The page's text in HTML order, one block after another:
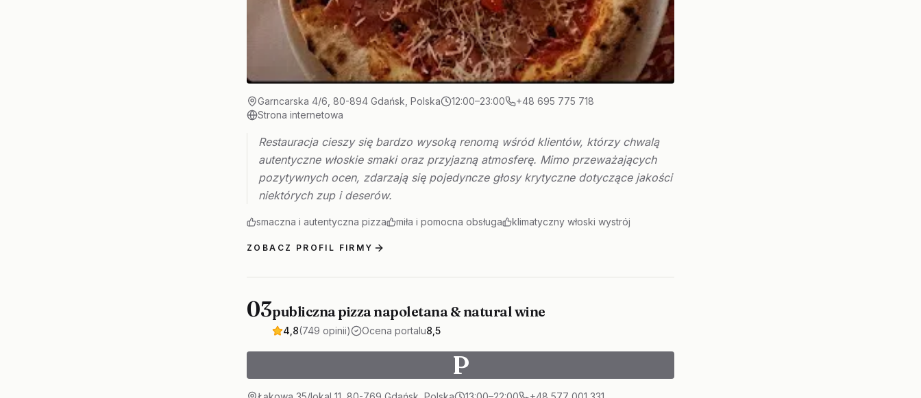
Garncarska 4/6, 80-894 Gdańsk, Polska 12:00–23:00
+48 695 775 718
Strona internetowa
Restauracja cieszy się bardzo wysoką renomą wśród klientów, którzy chwalą
autentyczne włoskie smaki oraz przyjazną atmosferę. Mimo przeważających
pozytywnych ocen, zdarzają się pojedyncze głosy krytyczne dotyczące jakości
niektórych zup i deserów.
smaczna i autentyczna pizza miła i pomocna obsługa klimatyczny włoski wystrój
ZOBACZ PROFIL FIRMY
03publiczna pizza napoletana & natural wine
4,8(749 opinii) Ocena portalu8,5
P